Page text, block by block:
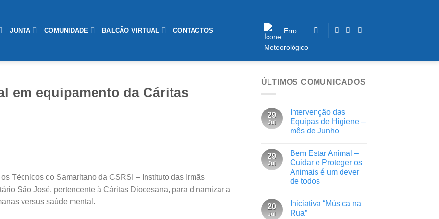
JUNTA COMUNIDADE BALCÃO VIRTUAL CONTACTOS Erro
em equipamento da Cáritas
Técnicos do Samaritano da CSRSI – Instituto das Irmãs
São José, pertencente à Cáritas Diocesana, para dinamizar a
versus saúde mental.
ÚLTIMOS COMUNICADOS
29
Jul
Intervenção das
Equipas de Higiene –
mês de Junho
29
Jul
Bem Estar Animal –
Cuidar e Proteger os
Animais é um dever
de todos
20
Jul
Iniciativa “Música na
Rua”